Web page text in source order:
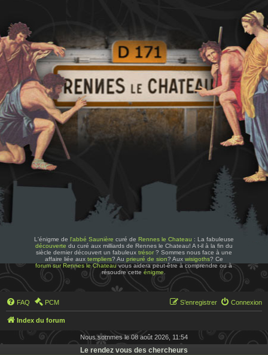
L'énigme de l'abbé Saunière curé de Rennes le Chateau : La fabuleuse
découverte du curé aux milliards de Rennes le Chateau! A t-il à la fin du
siècle dernier découvert un fabuleux trésor? Sommes nous face à une
affaire liée aux templiers? Au prieuré de sion? Aux wisigoths? Ce
forum sur Rennes le Chateauvous aidera peut-être à comprendre ou à
résoudre cetteénigme
FAQ PCM Connexion
S’enregistrer
Index du forum
Nous sommes le 08 août 2026, 11:54
Le rendez vous des chercheurs